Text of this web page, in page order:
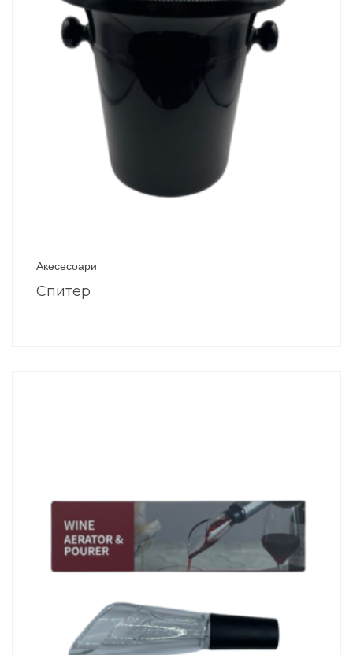
Акесесоари
Спитер